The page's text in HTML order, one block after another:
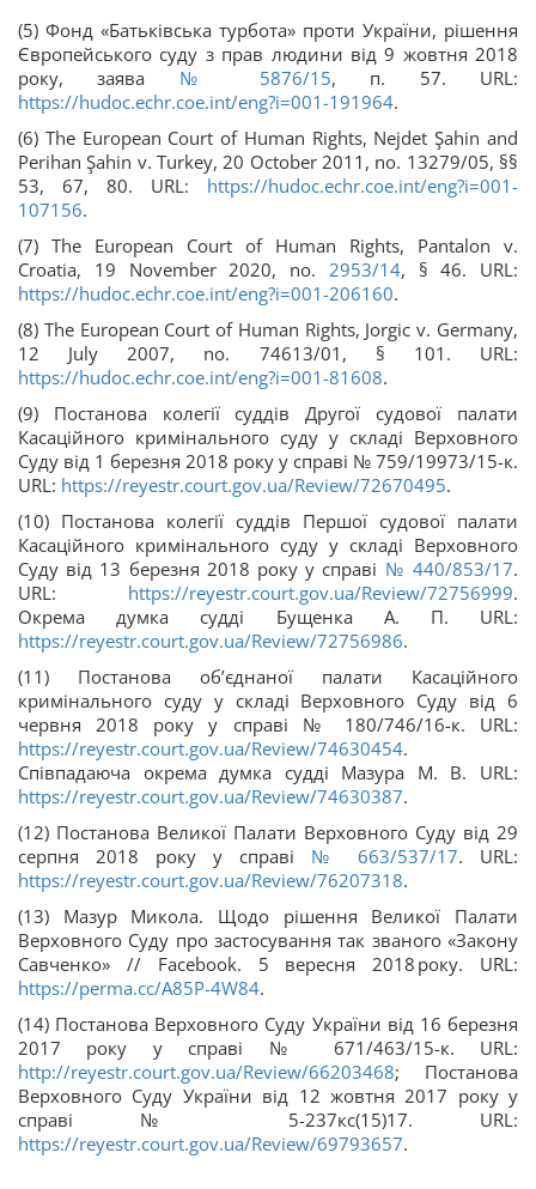
(5) Фонд «Батьківська турбота» проти України, рішення
Європейського суду з прав людини від 9 жовтня 2018
року, заява № 5876/15, п. 57. URL:
https://hudoc.echr.coe.int/eng?i=001-191964.
(6) The European Court of Human Rights, Nejdet Şahin and
Perihan Şahin v. Turkey, 20 October 2011, no. 13279/05, §§
53, 67, 80. URL: https://hudoc.echr.coe.int/eng?i=001-
107156.
(7) The European Court of Human Rights, Pantalon v.
Croatia, 19 November 2020, no. 2953/14, § 46. URL:
https://hudoc.echr.coe.int/eng?i=001-206160.
(8) The European Court of Human Rights, Jorgic v. Germany,
12 July 2007, no. 74613/01, § 101. URL:
https://hudoc.echr.coe.int/eng?i=001-81608.
(9) Постанова колегії суддів Другої судової палати
Касаційного кримінального суду у складі Верховного
Суду від 1 березня 2018 року у справі № 759/19973/15-к.
URL: https://reyestr.court.gov.ua/Review/72670495.
(10) Постанова колегії суддів Першої судової палати
Касаційного кримінального суду у складі Верховного
Суду від 13 березня 2018 року у справі № 440/853/17.
URL: https://reyestr.court.gov.ua/Review/72756999.
Окрема думка судді Бущенка А. П. URL:
https://reyestr.court.gov.ua/Review/72756986.
(11) Постанова об’єднаної палати Касаційного
кримінального суду у складі Верховного Суду від 6
червня 2018 року у справі № 180/746/16-к. URL:
https://reyestr.court.gov.ua/Review/74630454.
Співпадаюча окрема думка судді Мазура М. В. URL:
https://reyestr.court.gov.ua/Review/74630387.
(12) Постанова Великої Палати Верховного Суду від 29
серпня 2018 року у справі № 663/537/17. URL:
https://reyestr.court.gov.ua/Review/76207318.
(13) Мазур Микола. Щодо рішення Великої Палати
Верховного Суду про застосування так званого «Закону
Савченко» // Facebook. 5 вересня 2018 року. URL:
https://perma.cc/A85P-4W84.
(14) Постанова Верховного Суду України від 16 березня
2017 року у справі № 671/463/15-к. URL:
http://reyestr.court.gov.ua/Review/66203468; Постанова
Верховного Суду України від 12 жовтня 2017 року у
справі № 5-237кс(15)17. URL:
https://reyestr.court.gov.ua/Review/69793657.